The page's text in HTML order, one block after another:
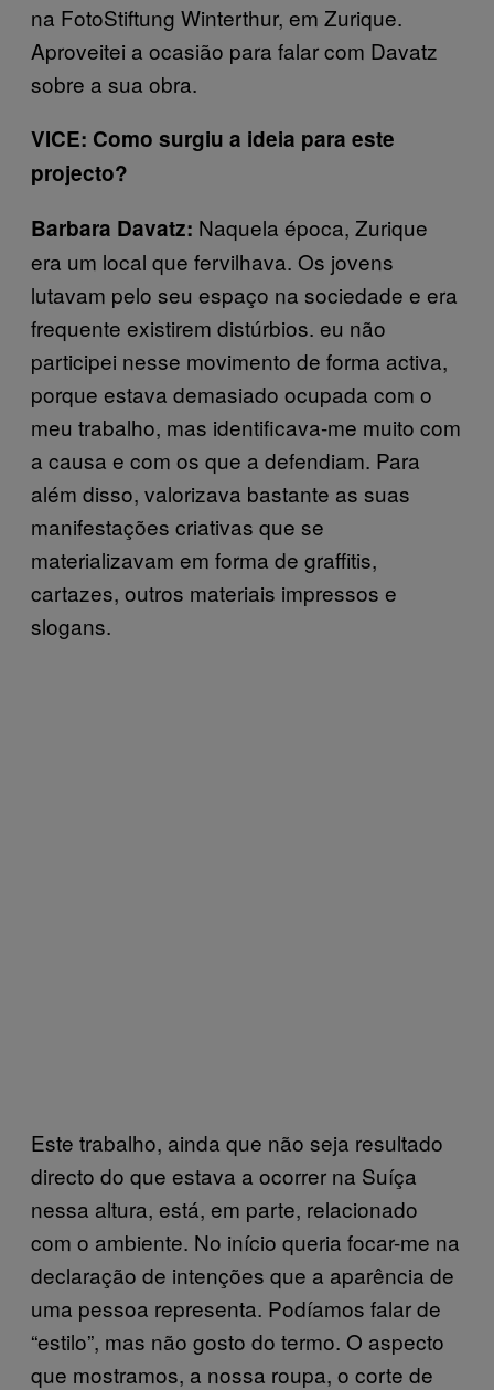
na FotoStiftung Winterthur, em Zurique.
Aproveitei a ocasião para falar com Davatz
sobre a sua obra.
VICE: Como surgiu a ideia para este
projecto?
Barbara Davatz: Naquela época, Zurique
era um local que fervilhava. Os jovens
lutavam pelo seu espaço na sociedade e era
frequente existirem distúrbios. eu não
participei nesse movimento de forma activa,
porque estava demasiado ocupada com o
meu trabalho, mas identificava-me muito com
a causa e com os que a defendiam. Para
além disso, valorizava bastante as suas
manifestações criativas que se
materializavam em forma de graffitis,
cartazes, outros materiais impressos e
slogans.
Este trabalho, ainda que não seja resultado
directo do que estava a ocorrer na Suíça
nessa altura, está, em parte, relacionado
com o ambiente. No início queria focar-me na
declaração de intenções que a aparência de
uma pessoa representa. Podíamos falar de
“estilo”, mas não gosto do termo. O aspecto
que mostramos, a nossa roupa, o corte de